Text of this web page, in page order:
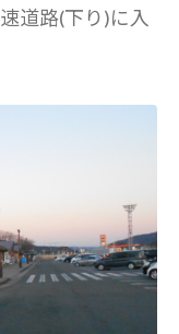
道路(下り)に入